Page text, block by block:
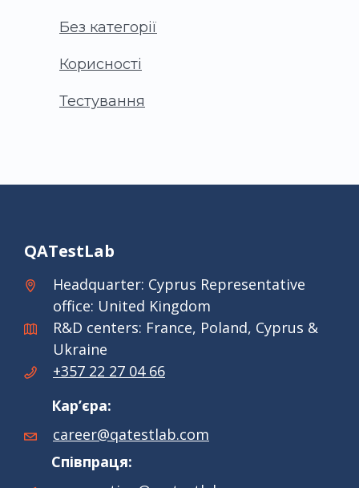
Без категорії
Корисності
Тестування
QATestLab
Headquarter: Cyprus Representative
office: United Kingdom
R&D centers: France, Poland, Cyprus &
Ukraine
+357 22 27 04 66
Кар’єра:
career@qatestlab.com
Співпраця: